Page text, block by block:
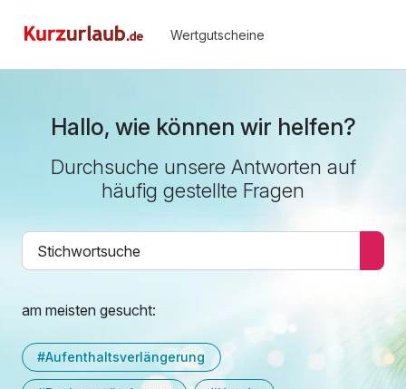
Wertgutscheine
Hallo, wie können wir helfen?
Durchsuche unsere Antworten auf
häufig gestellte Fragen
am meisten gesucht:
#Aufenthaltsverlängerung